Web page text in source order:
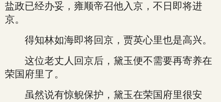
盐政已经办妥，雍顺帝召他入京，不日即将进
京。
得知林如海即将回京，贾英心里也是高兴。
这位老丈人回京后，黛玉便不需要再寄养在
荣国府里了。
虽然说有惊鲵保护，黛玉在荣国府里很安